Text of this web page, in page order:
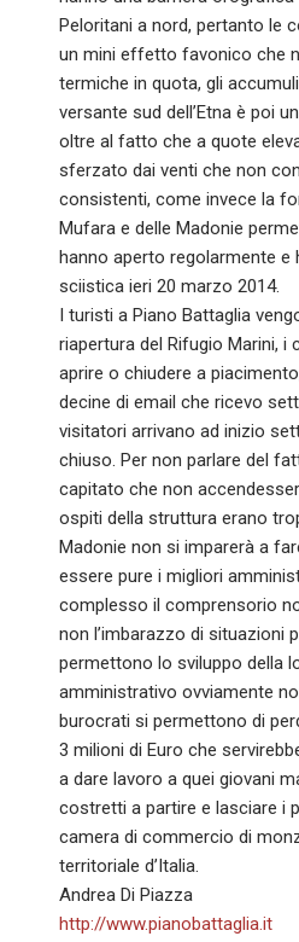
Peloritani a nord, pertanto le
un mini effetto favonico che
termiche in quota, gli accumuli
versante sud dell’Etna è poi
oltre al fatto che a quote
sferzato dai venti che non
consistenti, come invece la
Mufara e delle Madonie
hanno aperto regolarmente
sciistica ieri 20 marzo 2014.
I turisti a Piano Battaglia
riapertura del Rifugio Marini,
aprire o chiudere a
decine di email che ricevo
visitatori arrivano ad inizio
chiuso. Per non parlare del
capitato che non
ospiti della struttura erano
Madonie non si imparerà a
essere pure i migliori
complesso il comprensorio
non l’imbarazzo di situazioni
permettono lo sviluppo della
amministrativo ovviamente
burocrati si permettono di
3 milioni di Euro che
a dare lavoro a quei giovani
costretti a partire e lasciare i
camera di commercio di
territoriale d’Italia.
Andrea Di Piazza
http://www.pianobattaglia.it